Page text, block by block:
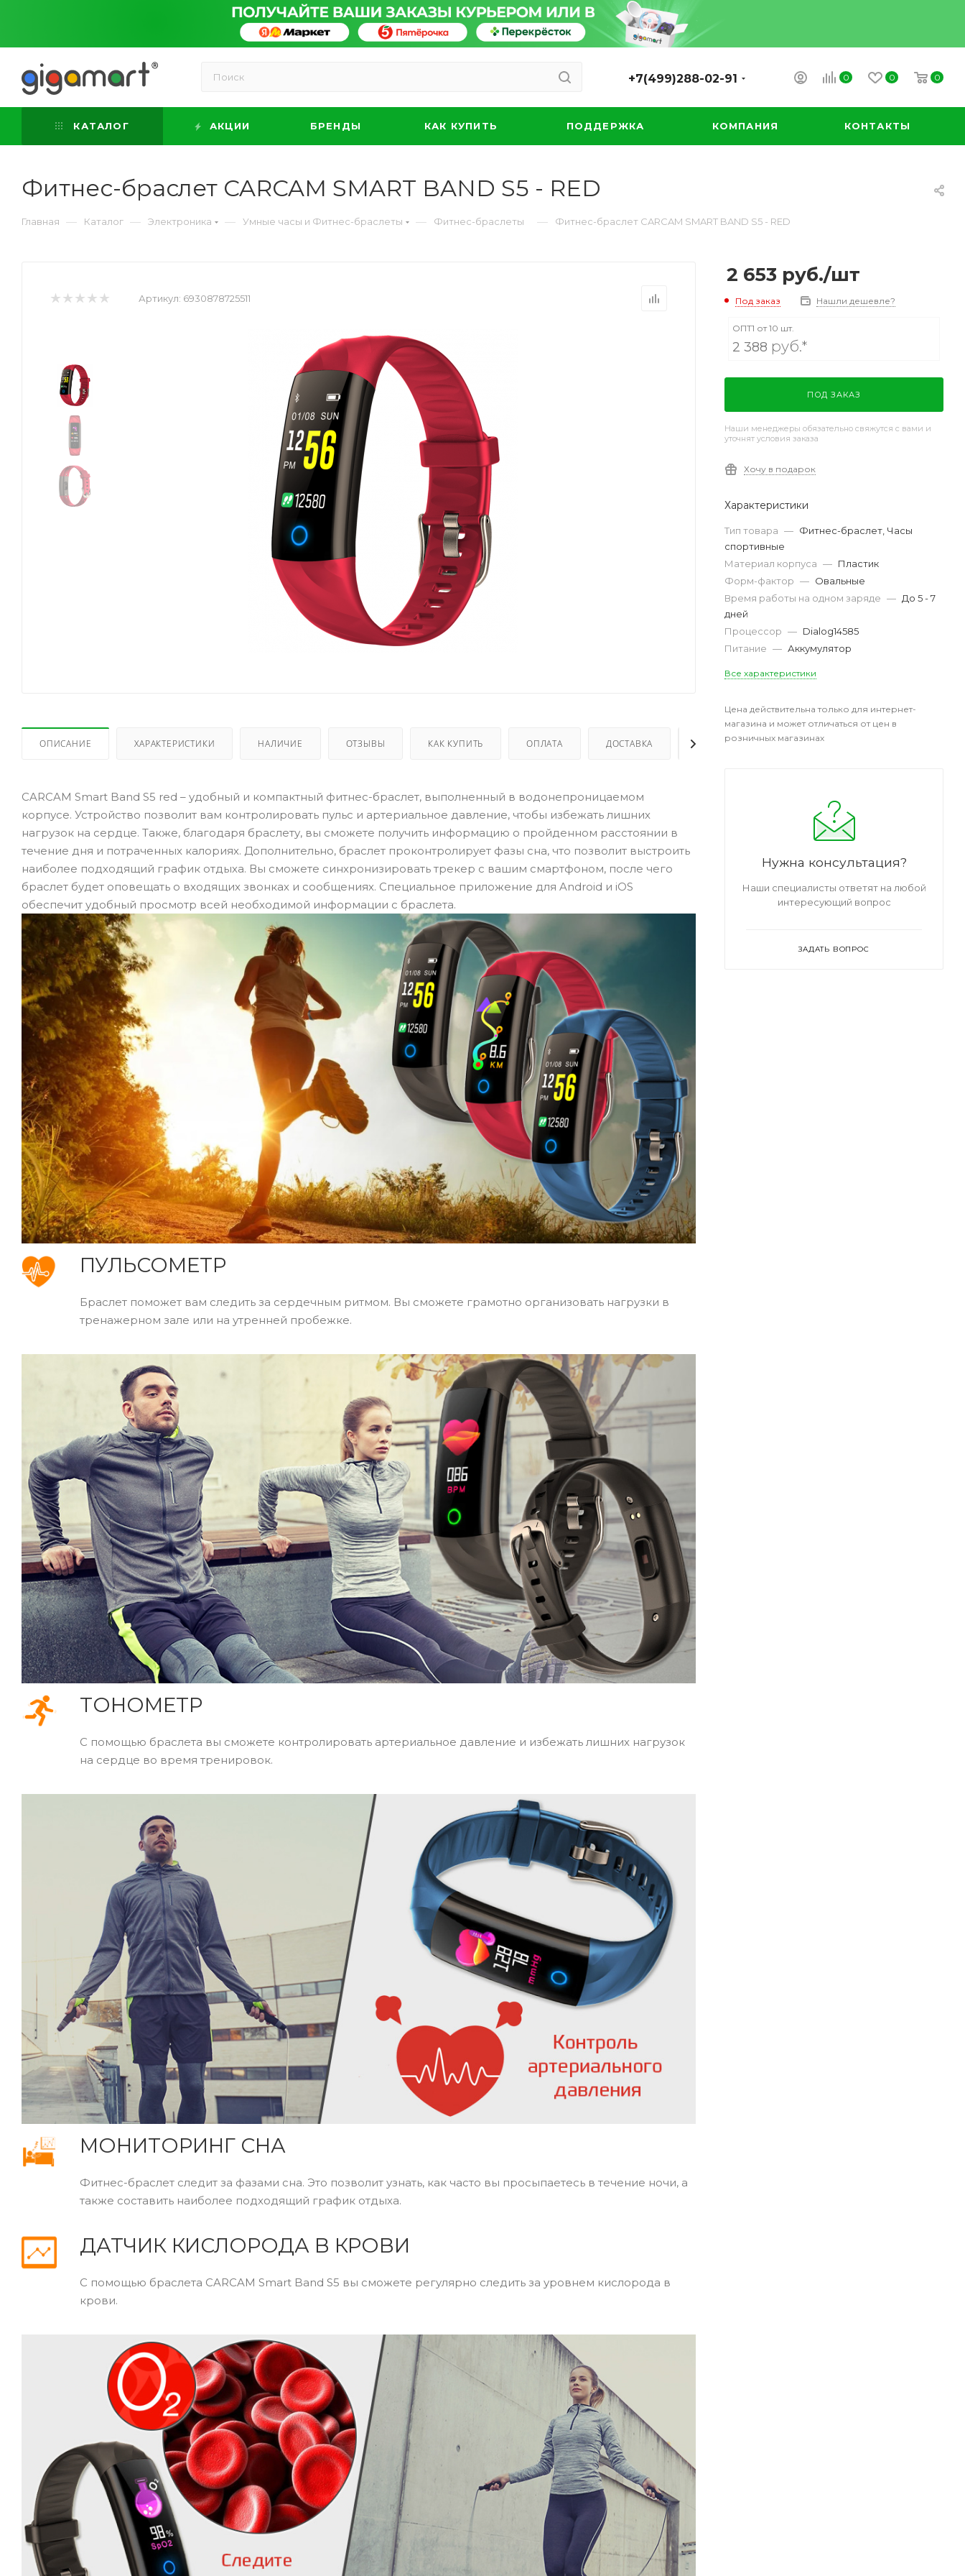
0 0 0
+7(499)288-02-91
КАТАЛОГ АКЦИИ БРЕНДЫ КАК КУПИТЬ ПОДДЕРЖКА КОМПАНИЯ КОНТАКТЫ
Фитнес-браслет CARCAM SMART BAND S5 - RED
Главная — Каталог — Электроника — Умные часы и Фитнес-браслеты — Фитнес-браслеты — Фитнес-браслет CARCAM SMART BAND S5 - RED
Артикул: 6930878725511
ОПИСАНИЕ ХАРАКТЕРИСТИКИ НАЛИЧИЕ ОТЗЫВЫ КАК КУПИТЬ ОПЛАТА ДОСТАВКА ДОПОЛНИТЕЛЬНО
CARCAM Smart Band S5 red – удобный и компактный фитнес-браслет, выполненный в водонепроницаемом
корпусе. Устройство позволит вам контролировать пульс и артериальное давление, чтобы избежать лишних
нагрузок на сердце. Также, благодаря браслету, вы сможете получить информацию о пройденном расстоянии в
течение дня и потраченных калориях. Дополнительно, браслет проконтролирует фазы сна, что позволит выстроить
наиболее подходящий график отдыха. Вы сможете синхронизировать трекер с вашим смартфоном, после чего
браслет будет оповещать о входящих звонках и сообщениях. Специальное приложение для Android и iOS
обеспечит удобный просмотр всей необходимой информации с браслета.
ПУЛЬСОМЕТР
Браслет поможет вам следить за сердечным ритмом. Вы сможете грамотно организовать нагрузки в
тренажерном зале или на утренней пробежке.
ТОНОМЕТР
С помощью браслета вы сможете контролировать артериальное давление и избежать лишних нагрузок
на сердце во время тренировок.
МОНИТОРИНГ СНА
Фитнес-браслет следит за фазами сна. Это позволит узнать, как часто вы просыпаетесь в течение ночи, а
также составить наиболее подходящий график отдыха.
ДАТЧИК КИСЛОРОДА В КРОВИ
С помощью браслета CARCAM Smart Band S5 вы сможете регулярно следить за уровнем кислорода в
крови.
2 653 руб./шт
Под заказ Нашли дешевле?
ОПТ1 от 10 шт.
2 388 руб.*
ПОД ЗАКАЗ
Наши менеджеры обязательно свяжутся с вами и
уточнят условия заказа
Хочу в подарок
Характеристики
Тип товара — Фитнес-браслет, Часы
спортивные
Материал корпуса — Пластик
Форм-фактор — Овальные
Время работы на одном заряде — До 5 - 7
дней
Процессор — Dialog14585
Питание — Аккумулятор
Все характеристики
Цена действительна только для интернет-
магазина и может отличаться от цен в
розничных магазинах
Нужна консультация?
Наши специалисты ответят на любой
интересующий вопрос
ЗАДАТЬ ВОПРОС